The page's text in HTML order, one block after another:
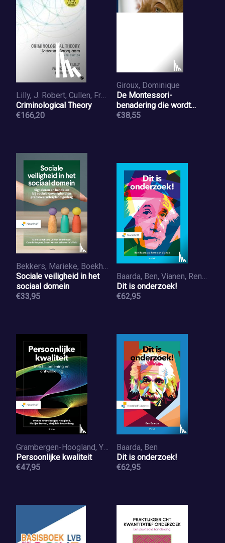
Lilly, J. Robert, Cullen, Francis T., Ball, Richard A.
Criminological Theory
€166,20
Giroux, Dominique
De Montessori-
benadering die wordt
gebruikt bij mensen met
€38,55
Bekkers, Marieke, Boekhoven, Jeroen, Veld, Winette in 't, Ketner, Susan, Kaspers, Conny
Sociale veiligheid in het
sociaal domein
€33,95
Baarda, Ben, Vianen, René van
Dit is onderzoek!
€62,95
Grambergen-Hoogland, Yvonne, Deveer, Marijke, Leezenberg, Marjolein
Persoonlijke kwaliteit
€47,95
Baarda, Ben
Dit is onderzoek!
€62,95